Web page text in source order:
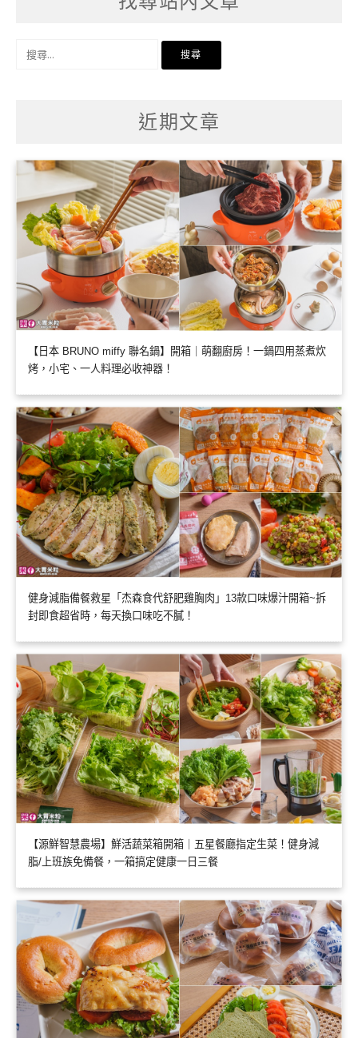
近期文章
【日本 BRUNO miffy 聯名鍋】開箱｜萌翻廚房！一鍋四用蒸煮炊
烤，小宅、一人料理必收神器！
健身減脂備餐救星「杰森食代舒肥雞胸肉」13款口味爆汁開箱~拆
封即食超省時，每天換口味吃不膩！
【源鮮智慧農場】鮮活蔬菜箱開箱｜五星餐廳指定生菜！健身減
脂/上班族免備餐，一箱搞定健康一日三餐